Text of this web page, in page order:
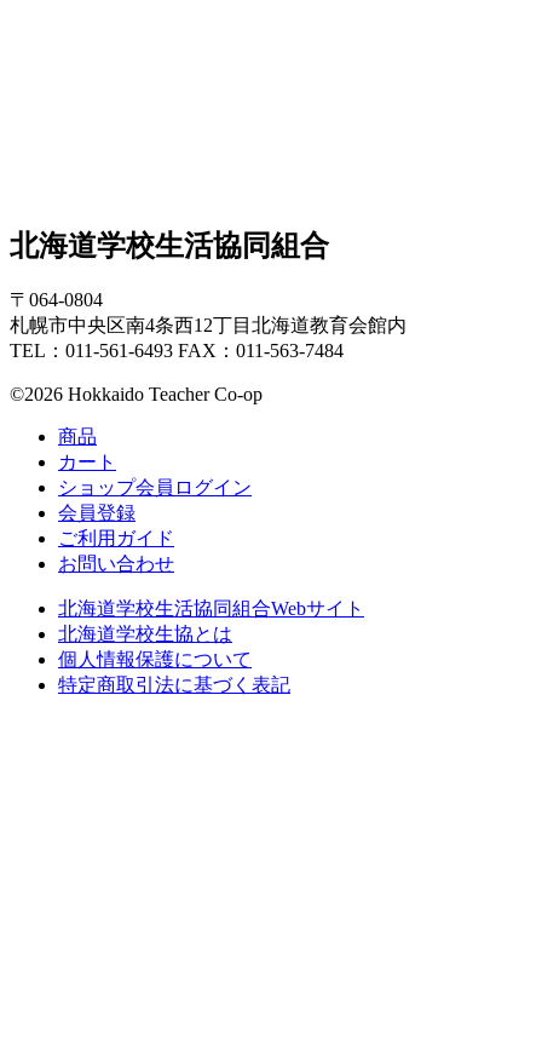
北海道学校生活協同組合
〒064-0804
札幌市中央区南4条西12丁目北海道教育会館内
TEL：011-561-6493 FAX：011-563-7484
©2026 Hokkaido Teacher Co-op
商品
カート
ショップ会員ログイン
会員登録
ご利用ガイド
お問い合わせ
北海道学校生活協同組合Webサイト
北海道学校生協とは
個人情報保護について
特定商取引法に基づく表記